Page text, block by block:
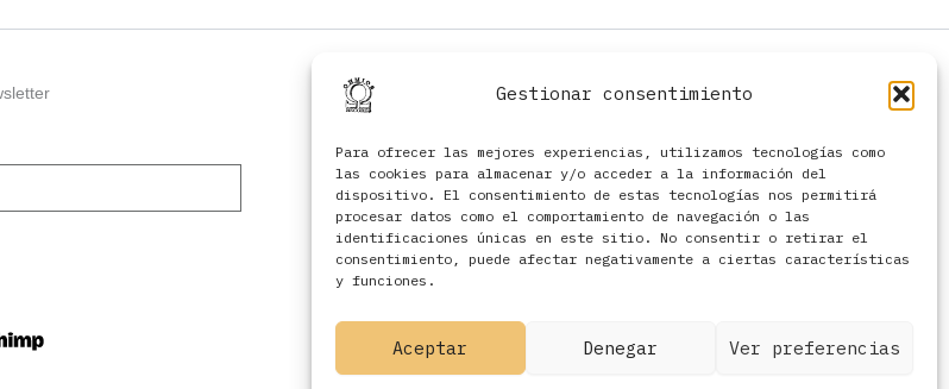
Gestionar consentimiento
Para ofrecer las mejores experiencias, utilizamos tecnologías como
las cookies para almacenar y/o acceder a la información del
dispositivo. El consentimiento de estas tecnologías nos permitirá
procesar datos como el comportamiento de navegación o las
identificaciones únicas en este sitio. No consentir o retirar el
consentimiento, puede afectar negativamente a ciertas características
y funciones.
Aceptar Denegar Ver preferencias